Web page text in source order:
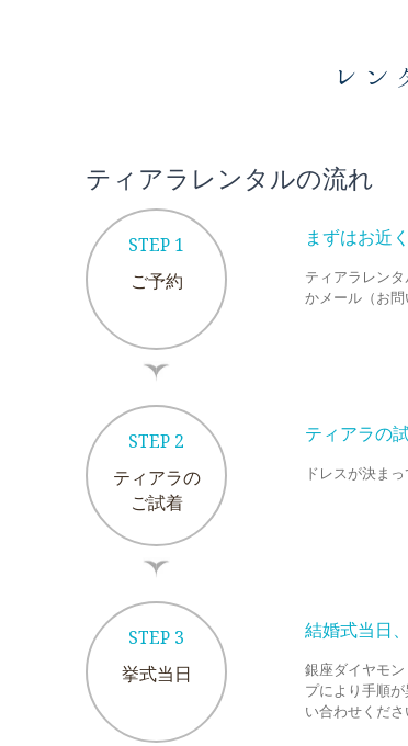
レン
ティアラレンタルの流れ
STEP 1
ご予約
まずはお近
ティアラレン
かメール（お問
STEP 2
ティアラの
ご試着
ティアラの
ドレスが決ま
STEP 3
挙式当日
結婚式当日
銀座ダイヤモ
プにより手順
い合わせくださ